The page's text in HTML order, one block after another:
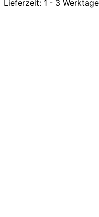
Lieferzeit: 1 - 3 Werktage